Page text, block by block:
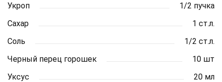
Укроп
1/2 пучка
Сахар
1 ст.л.
Соль
1/2 ст.л.
Черный перец горошек
10 шт
Уксус
20 мл